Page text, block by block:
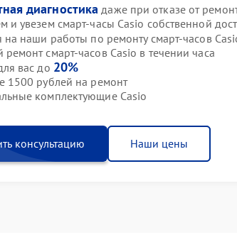
диагностика даже при отказе от
и увезем смарт-часы Casio собственной
на наши работы по ремонту смарт-часов
смарт-часов Casio в течении часа
вас до 20%
1500 рублей на ремонт
комплектующие Casio
консультацию Наши цены